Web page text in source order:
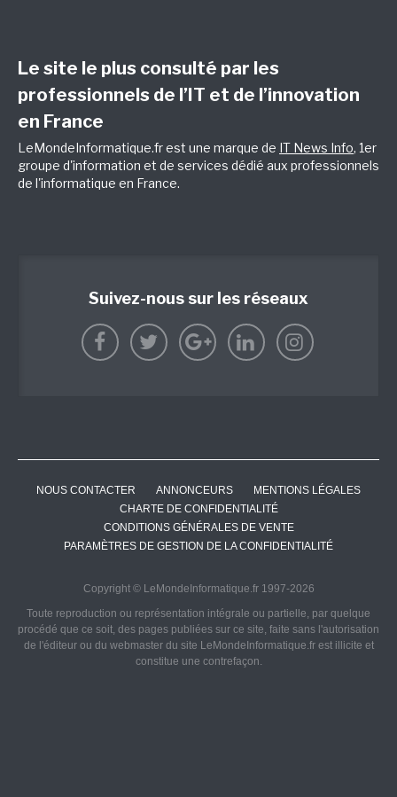
Le site le plus consulté par les
professionnels de l’IT et de l’innovation
en France
LeMondeInformatique.fr est une marque de IT News Info, 1er
groupe d'information et de services dédié aux professionnels
de l'informatique en France.
Suivez-nous sur les réseaux
NOUS CONTACTER ANNONCEURS
MENTIONS LÉGALES
CHARTE DE CONFIDENTIALITÉ
CONDITIONS GÉNÉRALES DE VENTE
PARAMÈTRES DE GESTION DE LA CONFIDENTIALITÉ
Copyright © LeMondeInformatique.fr 1997-2026
Toute reproduction ou représentation intégrale ou partielle, par quelque
procédé que ce soit, des pages publiées sur ce site, faite sans l'autorisation
de l'éditeur ou du webmaster du site LeMondeInformatique.fr est illicite et
constitue une contrefaçon.